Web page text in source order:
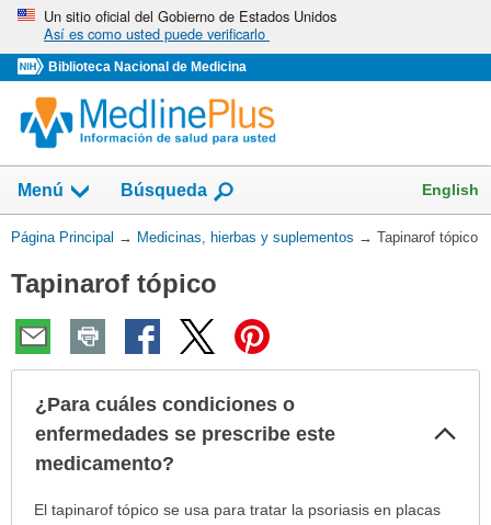
Omita
vaya
al
Contenido
Un sitio oficial del Gobierno de Estados Unidos
Así es como usted puede verificarlo
Biblioteca Nacional de Medicina
Menú
Mostrar
campo
de
Búsqueda English
Usted
aquí:
Página Principal → Medicinas, hierbas y suplementos → Tapinarof tópico
Tapinarof tópico
¿Para cuáles condiciones o
enfermedades se prescribe este
medicamento?
¿Para
El tapinarof tópico se usa para tratar la psoriasis en placas